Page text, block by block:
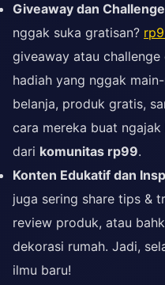
Giveaway dan
nggak suka gratisan?
giveaway atau challenge
hadiah yang nggak
belanja, produk gratis,
cara mereka buat
dari komunitas rp99.
Konten Edukatif dan
juga sering share tips &
review produk, atau
dekorasi rumah. Jadi,
ilmu baru!